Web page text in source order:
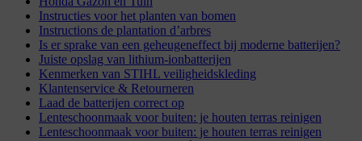
Instructies voor het planten van bomen
Instructions de plantation d’arbres
Is er sprake van een geheugeneffect bij moderne batterijen?
Juiste opslag van lithium-ionbatterijen
Kenmerken van STIHL veiligheidskleding
Klantenservice & Retourneren
Laad de batterijen correct op
Lenteschoonmaak voor buiten: je houten terras reinigen
Lenteschoonmaak voor buiten: je houten terras reinigen